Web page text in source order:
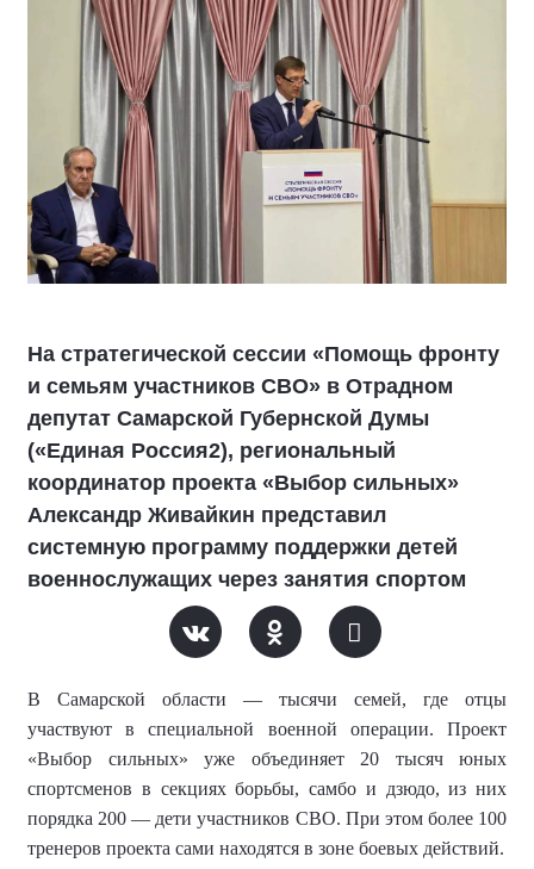
На стратегической сессии «Помощь фронту
и семьям участников СВО» в Отрадном
депутат Самарской Губернской Думы
(«Единая Россия2), региональный
координатор проекта «Выбор сильных»
Александр Живайкин представил
системную программу поддержки детей
военнослужащих через занятия спортом
В Самарской области — тысячи семей, где отцы
участвуют в специальной военной операции. Проект
«Выбор сильных» уже объединяет 20 тысяч юных
спортсменов в секциях борьбы, самбо и дзюдо, из них
порядка 200 — дети участников СВО. При этом более 100
тренеров проекта сами находятся в зоне боевых действий.